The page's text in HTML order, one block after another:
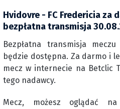
Hvidovre - FC Fredericia za
bezpłatna transmisja
Bezpłatna transmisja
będzie dostępna. Za darmo i
mecz w internecie na Betclic
tego nadawcy.
Mecz, możesz oglądać